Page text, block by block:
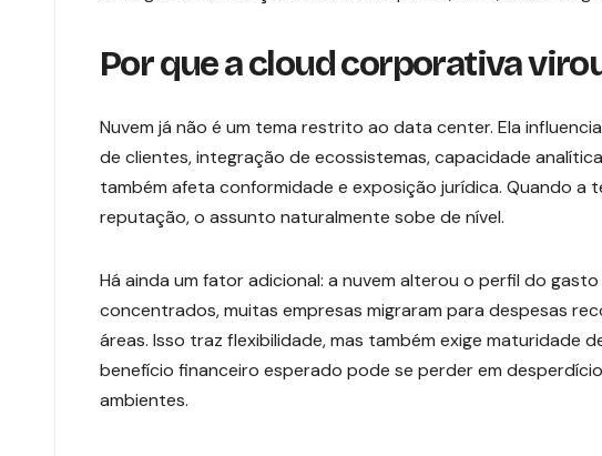
Por que a cloud corporativa
Nuvem já não é um tema restrito ao data center. Ela
de clientes, integração de ecossistemas, capacidade
também afeta conformidade e exposição jurídica. Quando a
reputação, o assunto naturalmente sobe de nível.
Há ainda um fator adicional: a nuvem alterou o perfil do
concentrados, muitas empresas migraram para despesas
áreas. Isso traz flexibilidade, mas também exige maturidade
benefício financeiro esperado pode se perder em
ambientes.